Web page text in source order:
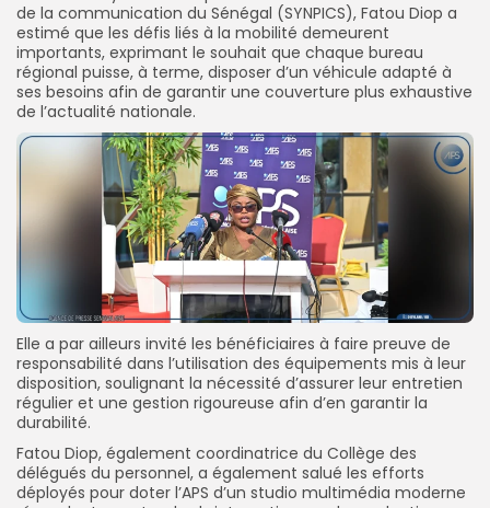
de la communication du Sénégal (SYNPICS), Fatou Diop a
estimé que les défis liés à la mobilité demeurent
importants, exprimant le souhait que chaque bureau
régional puisse, à terme, disposer d’un véhicule adapté à
ses besoins afin de garantir une couverture plus exhaustive
de l’actualité nationale.
Elle a par ailleurs invité les bénéficiaires à faire preuve de
responsabilité dans l’utilisation des équipements mis à leur
disposition, soulignant la nécessité d’assurer leur entretien
régulier et une gestion rigoureuse afin d’en garantir la
durabilité.
Fatou Diop, également coordinatrice du Collège des
délégués du personnel, a également salué les efforts
déployés pour doter l’APS d’un studio multimédia moderne